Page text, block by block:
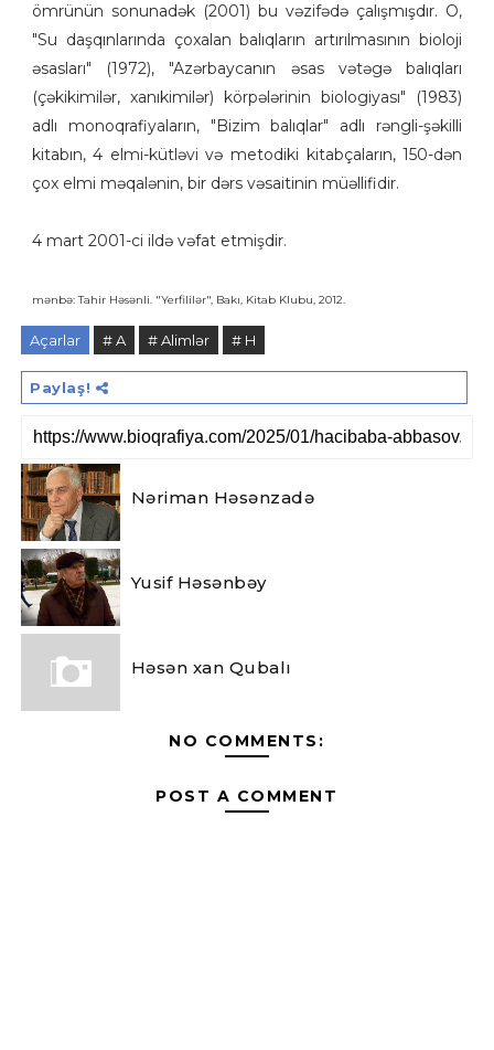
ömrünün sonunadək (2001) bu vəzifədə çalışmışdır. O,
"Su daşqınlarında çoxalan balıqların artırılmasının bioloji
əsasları" (1972), "Azərbaycanın əsas vətəgə balıqları
(çəkikimilər, xanıkimilər) körpələrinin biologiyası" (1983)
adlı monoqrafiyaların, "Bizim balıqlar" adlı rəngli-şəkilli
kitabın, 4 elmi-kütləvi və metodiki kitabçaların, 150-dən
çox elmi məqalənin, bir dərs vəsaitinin müəllifidir.
4 mart 2001-ci ildə vəfat etmişdir.
mənbə: Tahir Həsənli. "Yerfililər", Bakı, Kitab Klubu, 2012.
Açarlar # A # Alimlər # H
Paylaş!
Nəriman Həsənzadə
Yusif Həsənbəy
Həsən xan Qubalı
NO COMMENTS:
POST A COMMENT